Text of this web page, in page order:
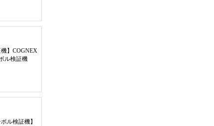
機】 COGNEX
ル検証機
ル検証機】